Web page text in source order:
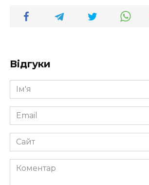
Відгуки
Ім'я
*
Email
*
Сайт
Коментар